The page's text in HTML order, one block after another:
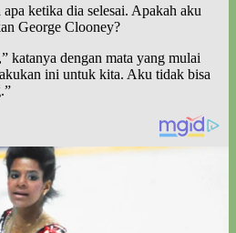
ketika dia selesai. Apakah aku
George Clooney?
katanya dengan mata yang mulai
ini untuk kita. Aku tidak bisa